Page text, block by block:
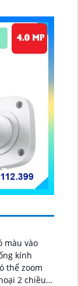
màu vào
kính
thể zoom
2 chiều